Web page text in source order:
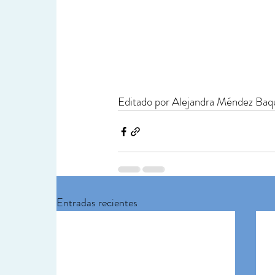
Editado por Alejandra Méndez
Entradas recientes